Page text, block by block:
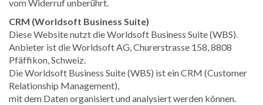
vom Widerruf unberührt.
CRM (Worldsoft Business Suite)
Diese Website nutzt die Worldsoft Business Suite (WBS).
Anbieter ist die Worldsoft AG, Churerstrasse 158, 8808
Pfäffikon, Schweiz.
Die Worldsoft Business Suite (WBS) ist ein CRM (Customer
Relationship Management),
mit dem Daten organisiert und analysiert werden können.